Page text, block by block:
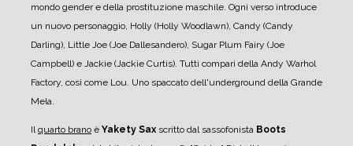
mondo gender e della prostituzione maschile. Ogni verso introduce
un nuovo personaggio, Holly (Holly Woodlawn), Candy (Candy
Darling), Little Joe (Joe Dallesandero), Sugar Plum Fairy (Joe
Campbell) e Jackie (Jackie Curtis). Tutti compari della Andy Warhol
Factory, così come Lou. Uno spaccato dell'underground della Grande
Mela.
Ilquarto brano è Yakety Sax scritto dal sassofonista Boots